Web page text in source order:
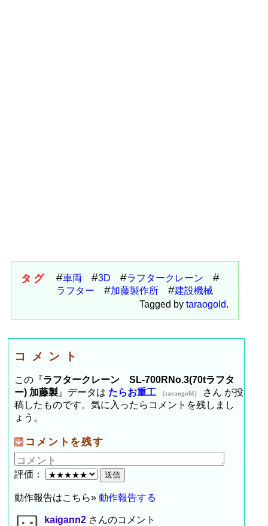
タグ 車両 3D
ラフタークレーン
ラフター
加藤製作所
建設機械
Tagged by taraogold.
コメント
この『ラフタークレーン SL-700RNo.3(70tラフタ
ー) 加藤製 』データは たらお重工 （taraogold）
さん が投
稿したものです。気に入ったらコメントを残しまし
ょう。
コメントを残す
評価：
動作報告はこちら»動作報告する
kaigann2 さんのコメント